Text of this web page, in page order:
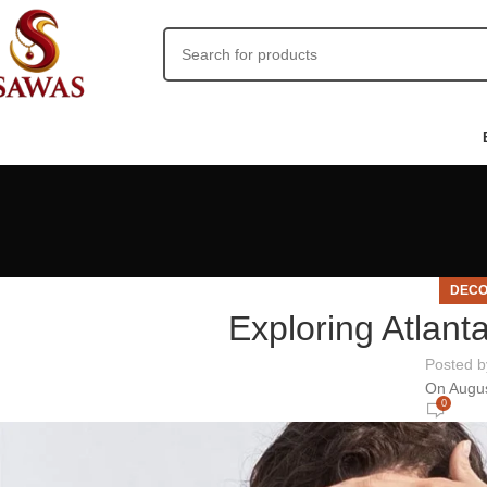
Exploring
Posted
On
0